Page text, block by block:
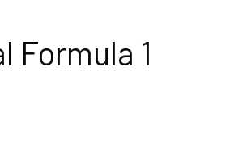
Formula 1